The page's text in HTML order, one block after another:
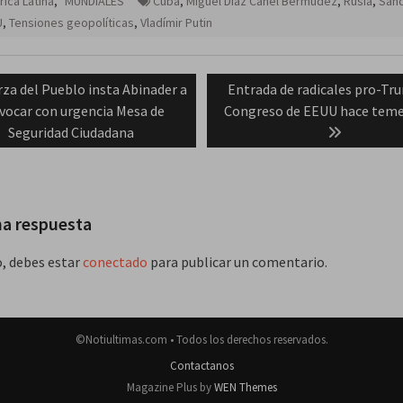
, Tensiones geopolíticas, Vladímir Putin
del Pueblo insta Abinader a
con urgencia Mesa de
Seguridad Ciudadana
Next
post:
Entrada de radicales pro-
Congreso de EEUU hace
respuesta
debes estarconectado para publicar un comentario.
©Notiultimas.com • Todos los derechos reservados.
Contactanos
Magazine Plus byWEN Themes